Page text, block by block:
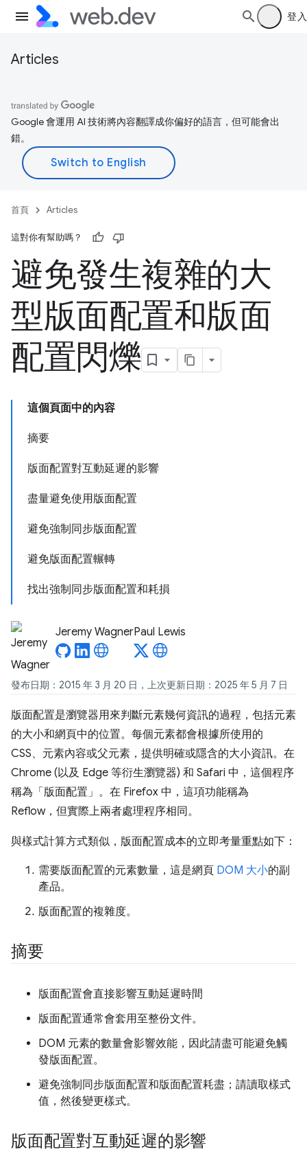
登入
Articles
Google 會運用 AI 技術將內容翻譯成你偏好的語言，但可能會出
錯。
首頁 Articles
這對你有幫助嗎？
避免發生複雜的大
型版面配置和版面
配置閃爍
這個頁面中的內容
摘要
版面配置對互動延遲的影響
盡量避免使用版面配置
避免強制同步版面配置
避免版面配置輾轉
找出強制同步版面配置和耗損
Jeremy WagnerPaul Lewis
發布日期：2015 年 3 月 20 日，上次更新日期：2025 年 5 月 7 日
版面配置是瀏覽器用來判斷元素幾何資訊的過程，包括元素
的大小和網頁中的位置。每個元素都會根據所使用的
CSS、元素內容或父元素，提供明確或隱含的大小資訊。在
Chrome (以及 Edge 等衍生瀏覽器) 和 Safari 中，這個程序
稱為「版面配置」。在 Firefox 中，這項功能稱為
Reflow，但實際上兩者處理程序相同。
與樣式計算方式類似，版面配置成本的立即考量重點如下：
需要版面配置的元素數量，這是網頁 DOM 大小的副
產品。
版面配置的複雜度。
摘要
版面配置會直接影響互動延遲時間
版面配置通常會套用至整份文件。
DOM 元素的數量會影響效能，因此請盡可能避免觸
發版面配置。
避免強制同步版面配置和版面配置耗盡；請讀取樣式
值，然後變更樣式。
版面配置對互動延遲的影響